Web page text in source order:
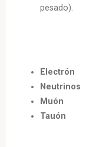
pesado).
Electrón
Neutrinos
Muón
Tauón